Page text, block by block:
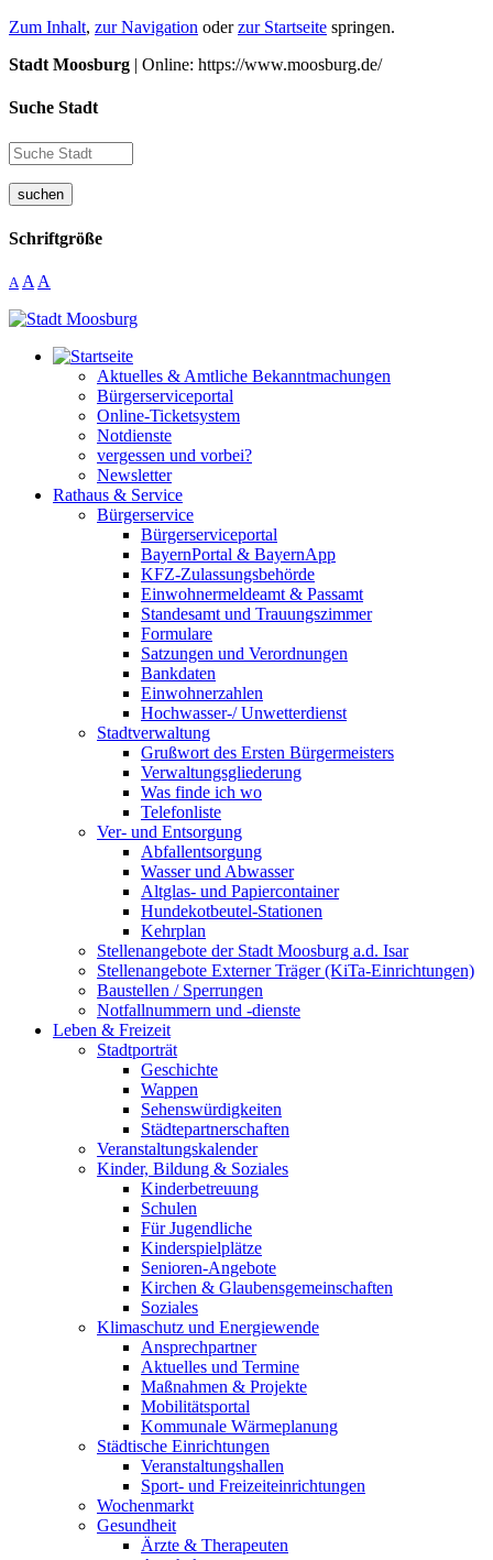
Zum Inhalt, zur Navigation oderzur Startseite springen.
Stadt Moosburg | Online: https://www.moosburg.de/
Suche Stadt
suchen
Schriftgröße
A A A
Aktuelles & Amtliche Bekanntmachungen
Bürgerserviceportal
Online-Ticketsystem
Notdienste
vergessen und vorbei?
Newsletter
Rathaus & Service
Bürgerservice
Bürgerserviceportal
BayernPortal & BayernApp
KFZ-Zulassungsbehörde
Einwohnermeldeamt & Passamt
Standesamt und Trauungszimmer
Formulare
Satzungen und Verordnungen
Bankdaten
Einwohnerzahlen
Hochwasser-/ Unwetterdienst
Stadtverwaltung
Grußwort des Ersten Bürgermeisters
Verwaltungsgliederung
Was finde ich wo
Telefonliste
Ver- und Entsorgung
Abfallentsorgung
Wasser und Abwasser
Altglas- und Papiercontainer
Hundekotbeutel-Stationen
Kehrplan
Stellenangebote der Stadt Moosburg a.d. Isar
Stellenangebote Externer Träger (KiTa-Einrichtungen)
Baustellen / Sperrungen
Notfallnummern und -dienste
Leben & Freizeit
Stadtporträt
Geschichte
Wappen
Sehenswürdigkeiten
Städtepartnerschaften
Veranstaltungskalender
Kinder, Bildung & Soziales
Kinderbetreuung
Schulen
Für Jugendliche
Kinderspielplätze
Senioren-Angebote
Kirchen & Glaubensgemeinschaften
Soziales
Klimaschutz und Energiewende
Ansprechpartner
Aktuelles und Termine
Maßnahmen & Projekte
Mobilitätsportal
Kommunale Wärmeplanung
Städtische Einrichtungen
Veranstaltungshallen
Sport- und Freizeiteinrichtungen
Wochenmarkt
Gesundheit
Ärzte & Therapeuten